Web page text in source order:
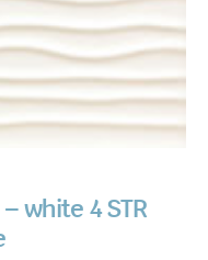
white 4 STR